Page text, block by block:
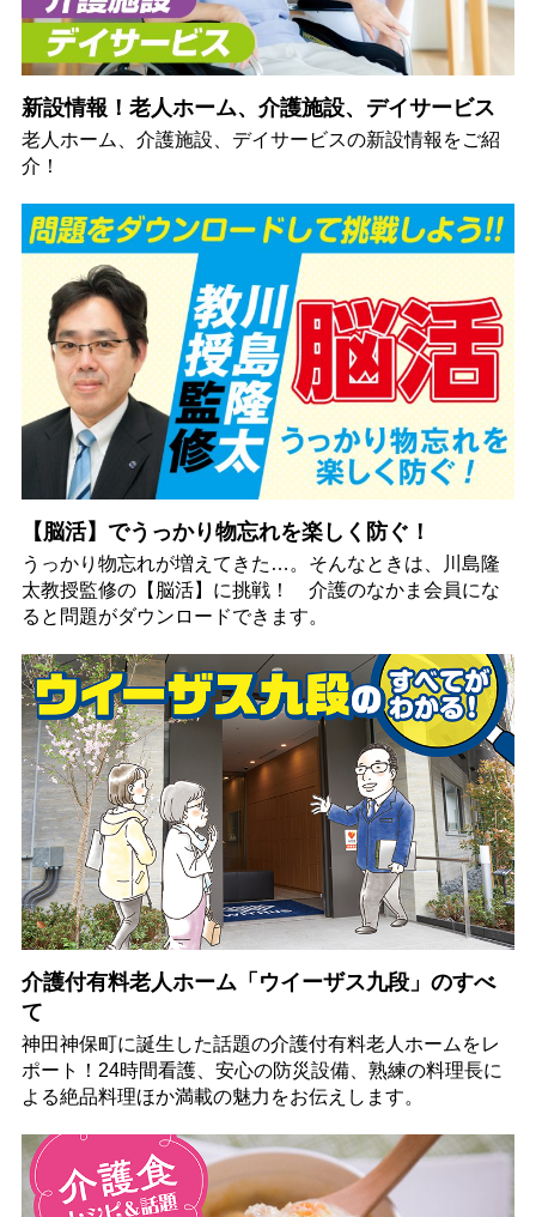
新設情報！老人ホーム、介護施設、デイサービス
老人ホーム、介護施設、デイサービスの新設情報をご紹
介！
【脳活】でうっかり物忘れを楽しく防ぐ！
うっかり物忘れが増えてきた…。そんなときは、川島隆
太教授監修の【脳活】に挑戦！ 介護のなかま会員にな
ると問題がダウンロードできます。
介護付有料老人ホーム「ウイーザス九段」のすべ
て
神田神保町に誕生した話題の介護付有料老人ホームをレ
ポート！24時間看護、安心の防災設備、熟練の料理長に
よる絶品料理ほか満載の魅力をお伝えします。